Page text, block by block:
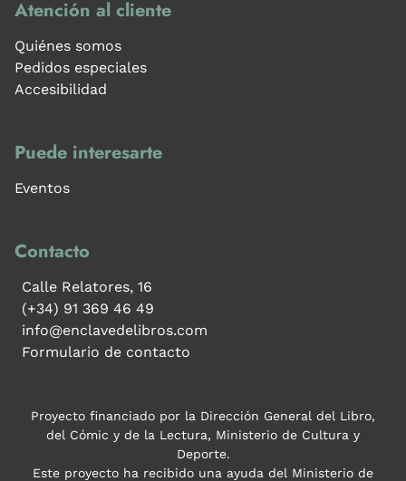
Atención al cliente
Quiénes somos
Pedidos especiales
Accesibilidad
Puede interesarte
Eventos
Contacto
Calle Relatores, 16
(+34) 91 369 46 49
info@enclavedelibros.com
Formulario de contacto
Proyecto financiado por la Dirección General del Libro,
del Cómic y de la Lectura, Ministerio de Cultura y
Deporte.
Este proyecto ha recibido una ayuda del Ministerio de